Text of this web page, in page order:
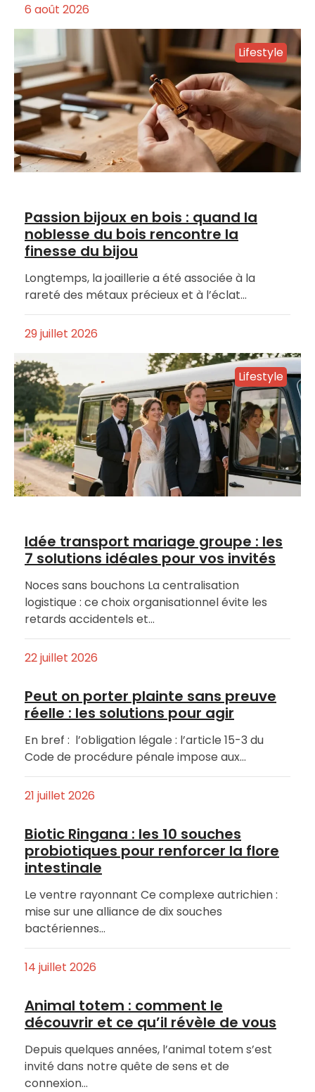
6 août 2026
Lifestyle
Passion bijoux en bois : quand la
noblesse du bois rencontre la
finesse du bijou
Longtemps, la joaillerie a été associée à la
rareté des métaux précieux et à l’éclat…
29 juillet 2026
Lifestyle
Idée transport mariage groupe : les
7 solutions idéales pour vos invités
Noces sans bouchons La centralisation
logistique : ce choix organisationnel évite les
retards accidentels et…
22 juillet 2026
Peut on porter plainte sans preuve
réelle : les solutions pour agir
En bref : l’obligation légale : l’article 15-3 du
Code de procédure pénale impose aux…
21 juillet 2026
Biotic Ringana : les 10 souches
probiotiques pour renforcer la flore
intestinale
Le ventre rayonnant Ce complexe autrichien :
mise sur une alliance de dix souches
bactériennes…
14 juillet 2026
Animal totem : comment le
découvrir et ce qu’il révèle de vous
Depuis quelques années, l’animal totem s’est
invité dans notre quête de sens et de
connexion…